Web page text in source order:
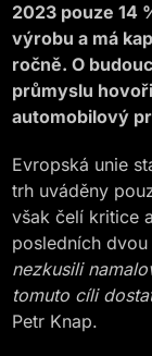
2023 pouze 14
výrobu a má
ročně. O
průmyslu
automobilový
Evropská unie
trh uváděny
však čelí kritice
posledních dvou
nezkusili
tomuto cíli
Petr Knap.